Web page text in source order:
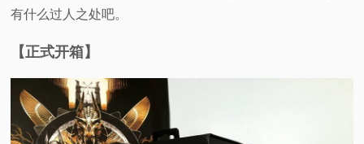
有什么过人之处吧。
【正式开箱】